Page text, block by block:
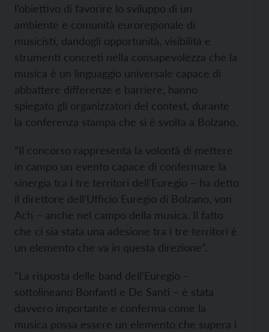
l’obiettivo di favorire lo sviluppo di un
ambiente e comunità euroregionale di
musicisti, dandogli opportunità, visibilità e
strumenti concreti nella consapevolezza che la
musica è un linguaggio universale capace di
abbattere differenze e barriere, hanno
spiegato gli organizzatori del contest, durante
la conferenza stampa che si è svolta a Bolzano.
“Il concorso rappresenta la volontà di mettere
in campo un evento capace di confermare la
sinergia tra i tre territori dell’Euregio – ha detto
il direttore dell’Ufficio Euregio di Bolzano, von
Ach – anche nel campo della musica. Il fatto
che ci sia stata una adesione tra i tre territori è
un elemento che va in questa direzione”.
“La risposta delle band dell’Euregio –
sottolineano Bonfanti e De Santi – è stata
davvero importante e conferma come la
musica possa essere un elemento che supera i